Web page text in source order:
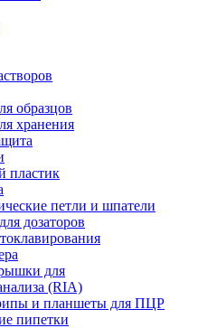
образцов
хранения
пластик
петли и шпатели
дозаторов
для
(RIA)
и планшеты для ПЦР
пипетки